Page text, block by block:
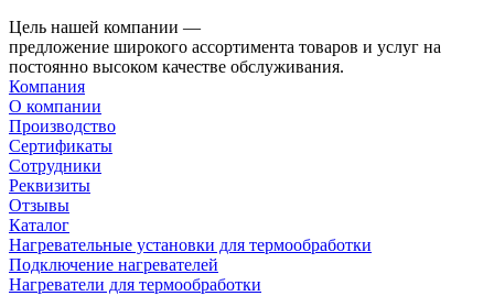
Цель нашей компании —
предложение широкого ассортимента товаров и услуг на
постоянно высоком качестве обслуживания.
Компания
О компании
Производство
Сертификаты
Сотрудники
Реквизиты
Отзывы
Каталог
Нагревательные установки для термообработки
Подключение нагревателей
Нагреватели для термообработки